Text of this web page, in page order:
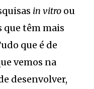
in vitro ou
que têm mais
que é de
vemos na
desenvolver,